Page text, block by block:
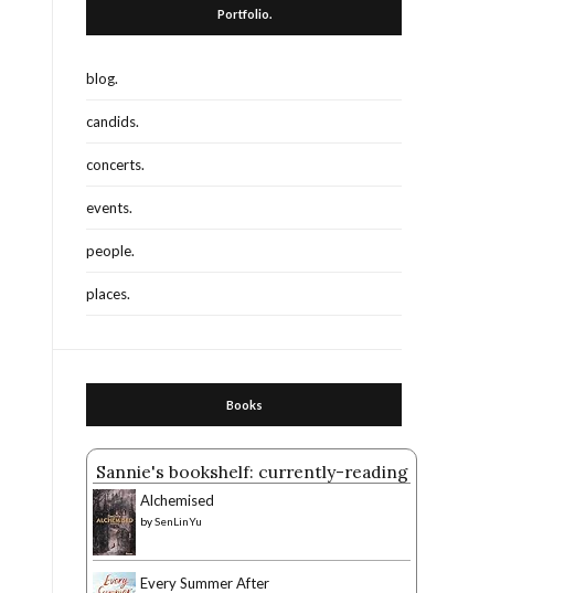
Portfolio.
blog.
candids.
concerts.
events.
people.
places.
Books
Sannie's bookshelf: currently-reading
Alchemised
bySenLinYu
Every Summer After